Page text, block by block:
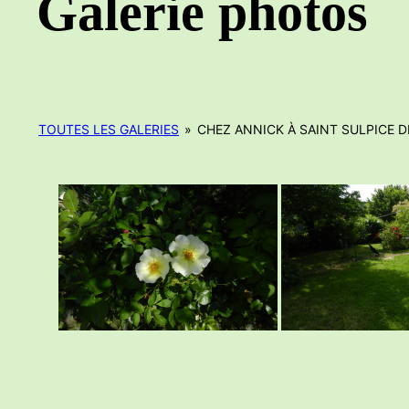
Galerie photos
TOUTES LES GALERIES » CHEZ ANNICK À SAINT SULPICE